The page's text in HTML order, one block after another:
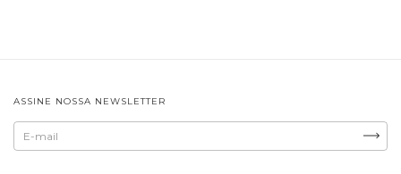
ASSINE NOSSA NEWSLETTER